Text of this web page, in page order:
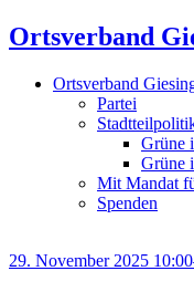
Ortsverband
Ortsverband
Partei
Grüne
Grüne
Mit Mandat
Spenden
29. November 2025